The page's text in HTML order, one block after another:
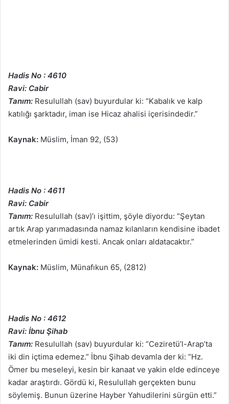
Hadis No : 4610
Ravi: Cabir
Tanım: Resulullah (sav) buyurdular ki: “Kabalık ve kalp
katılığı şarktadır, iman ise Hicaz ahalisi içerisindedir.”
Kaynak: Müslim, İman 92, (53)
Hadis No : 4611
Ravi: Cabir
Tanım: Resulullah (sav)’ı işittim, şöyle diyordu: “Şeytan
artık Arap yarımadasında namaz kılanların kendisine ibadet
etmelerinden ümidi kesti. Ancak onları aldatacaktır.”
Kaynak: Müslim, Münafıkun 65, (2812)
Hadis No : 4612
Ravi: İbnu Şihab
Tanım: Resulullah (sav) buyurdular ki: “Ceziretü’l-Arap’ta
iki din içtima edemez.” İbnu Şihab devamla der ki: “Hz.
Ömer bu meseleyi, kesin bir kanaat ve yakin elde edinceye
kadar araştırdı. Gördü ki, Resulullah gerçekten bunu
söylemiş. Bunun üzerine Hayber Yahudilerini sürgün etti.”